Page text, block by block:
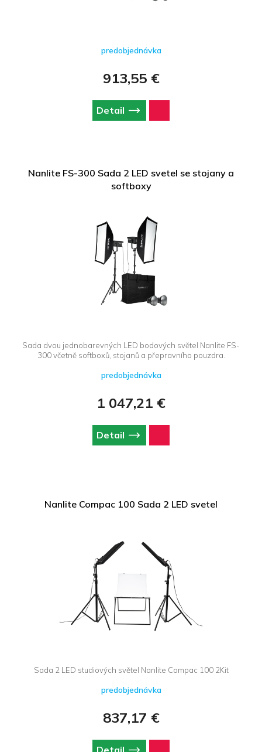
predobjednávka
913,55 €
Detail
Nanlite FS-300 Sada 2 LED svetel se stojany a
softboxy
Sada dvou jednobarevných LED bodových světel Nanlite FS-
300 včetně softboxů, stojanů a přepravního pouzdra.
predobjednávka
1 047,21 €
Detail
Nanlite Compac 100 Sada 2 LED svetel
Sada 2 LED studiových světel Nanlite Compac 100 2Kit
predobjednávka
837,17 €
Detail